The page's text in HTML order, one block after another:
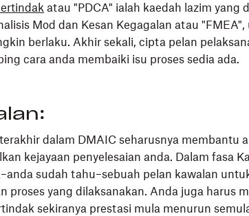
atau "PDCA" ialah kaedah lazim yang
Mod dan Kesan Kegagalan atau
berlaku. Akhir sekali, cipta pelan
cara anda membaiki isu proses sedia ada.
dalam DMAIC seharusnya membantu
kejayaan penyelesaian anda. Dalam fasa
sudah tahu–sebuah pelan kawalan
proses yang dilaksanakan. Anda juga harus
sekiranya prestasi mula menurun